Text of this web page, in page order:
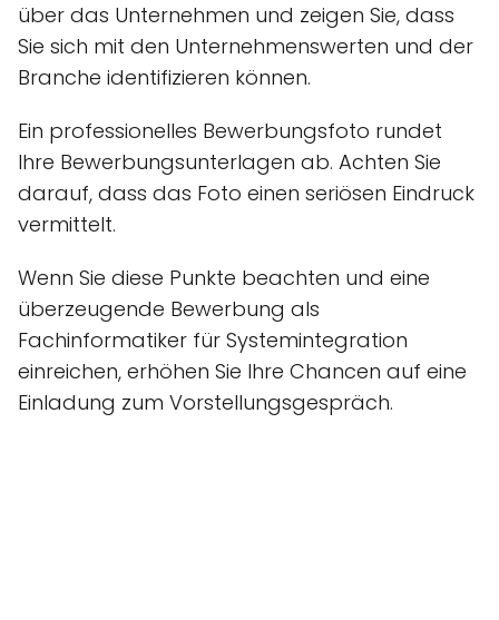
über das Unternehmen und zeigen Sie, dass
Sie sich mit den Unternehmenswerten und der
Branche identifizieren können.
Ein professionelles Bewerbungsfoto rundet
Ihre Bewerbungsunterlagen ab. Achten Sie
darauf, dass das Foto einen seriösen Eindruck
vermittelt.
Wenn Sie diese Punkte beachten und eine
überzeugende Bewerbung als
Fachinformatiker für Systemintegration
einreichen, erhöhen Sie Ihre Chancen auf eine
Einladung zum Vorstellungsgespräch.